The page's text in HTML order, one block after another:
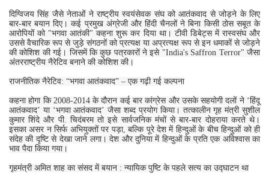
दिग्विजय सिंह जैसे नेताओं ने राष्‍ट्रीय स्‍वयंसेवक संघ को आतंकवाद से जोड़ने के लिए
बार-बार बयान दिए। कई प्रमुख अंग्रेजी और हिंदी चैनलों ने बिना किसी ठोस सबूत के
आरोपियों को "भगवा आतंकी" कहना शुरू कर दिया था। टीवी डिबेट्स में रास्‍वसंघ और
उससे वैचारिक रूप से जुड़े संगठनों को प्रत्यक्ष या अप्रत्यक्ष रूप से इन धमाकों से जोड़ने
की कोशिश की गई। जिसमें कि कुछ पत्रकारों ने इसे "India's Saffron Terror" जैसा
अंतरराष्ट्रीय नैरेटिव बनाने की कोशिश की।
राजनीतिक नैरेटिव: “भगवा आतंकवाद” – एक गढ़ी गई कल्पना
कहना होगा कि 2008-2014 के दौरान कई बार कांग्रेस और उसके सहयोगी दलों ने ‘हिंदू
आतंकवाद’ या ‘भगवा आतंकवाद’ जैसा शब्द प्रयोग किया। तत्कालीन गृह मंत्री सुशील
कुमार शिंदे और पी. चिदंबरम तो इसे सार्वजनिक मंचों से बार-बार दोहराया करते थे।
इसका असर न सिर्फ अभियुक्तों पर पड़ा, बल्कि पूरे देश में हिन्‍दुओं के बीच हिन्दुओं को ही
संदेह की दृष्टि से देखा जाने लगा। देश और दुन‍िया में हिन्‍दुओं के प्रति एक अविश्‍वास का
भाव पैदा किया गया।
गृहमंत्री अमित शाह का संसद में बयान : न्यायिक पुष्टि के पहले सत्य का उद्घाटन था